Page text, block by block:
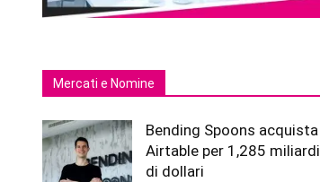
Mercati e Nomine
Bending Spoons acquista
Airtable per 1,285 miliardi
di dollari